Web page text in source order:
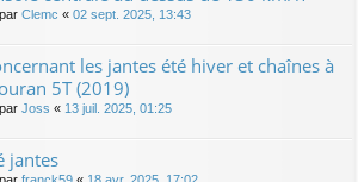
Clemc « 02 sept. 2025, 13:43
les jantes été hiver et chaînes à
5T (2019)
Joss « 13 juil. 2025, 01:25
jantes